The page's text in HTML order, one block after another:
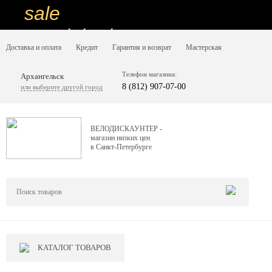
sale
special price
ну очень
вот дешево
sale
sale
Доставка и оплата Кредит Гарантия и возврат Мастерская
Архангельск
или выберите другой город
Телефон магазина:
8 (812) 907-07-00
ВЕЛОДИСКАУНТЕР -
магазин низких цен
в Санкт-Петербурге
КАТАЛОГ ТОВАРОВ